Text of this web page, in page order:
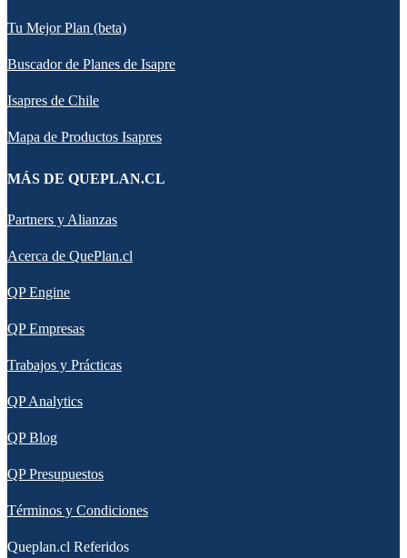
Tu Mejor Plan (beta)
Buscador de Planes de Isapre
Isapres de Chile
Mapa de Productos Isapres
MÁS DE QUEPLAN.CL
Partners y Alianzas
Acerca de QuePlan.cl
QP Engine
QP Empresas
Trabajos y Prácticas
QP Analytics
QP Blog
QP Presupuestos
Términos y Condiciones
Queplan.cl Referidos